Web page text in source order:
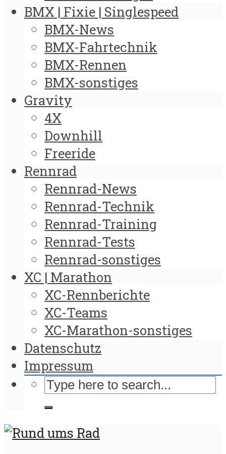
BMX | Fixie | Singlespeed
BMX-News
BMX-Fahrtechnik
BMX-Rennen
BMX-sonstiges
Gravity
4X
Downhill
Freeride
Rennrad
Rennrad-News
Rennrad-Technik
Rennrad-Training
Rennrad-Tests
Rennrad-sonstiges
XC | Marathon
XC-Rennberichte
XC-Teams
XC-Marathon-sonstiges
Datenschutz
Impressum